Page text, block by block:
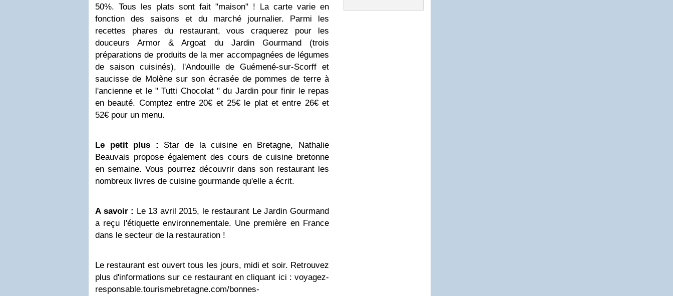
50%. Tous les plats sont fait "maison" ! La carte varie en
fonction des saisons et du marché journalier. Parmi les
recettes phares du restaurant, vous craquerez pour les
douceurs Armor & Argoat du Jardin Gourmand (trois
préparations de produits de la mer accompagnées de légumes
de saison cuisinés), l'Andouille de Guémené-sur-Scorff et
saucisse de Molène sur son écrasée de pommes de terre à
l'ancienne et le " Tutti Chocolat " du Jardin pour finir le repas
en beauté. Comptez entre 20€ et 25€ le plat et entre 26€ et
52€ pour un menu.
Le petit plus : Star de la cuisine en Bretagne, Nathalie
Beauvais propose également des cours de cuisine bretonne
en semaine. Vous pourrez découvrir dans son restaurant les
nombreux livres de cuisine gourmande qu'elle a écrit.
A savoir : Le 13 avril 2015, le restaurant Le Jardin Gourmand
a reçu l'étiquette environnementale. Une première en France
dans le secteur de la restauration !
Le restaurant est ouvert tous les jours, midi et soir. Retrouvez
plus d'informations sur ce restaurant en cliquant ici : voyagez-
responsable.tourismebretagne.com/bonnes-